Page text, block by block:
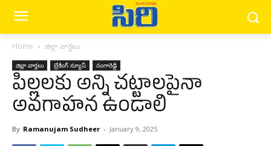
Home జిల్లా వార్త‌లు
జిల్లా వార్త‌లు బ్రేకింగ్ న్యూస్‌ సంగారెడ్డి
పిల్లలకు అన్ని చ‌ట్టాల‌పైనా
అవగాహన‌ ఉండాలి
By Ramanujam Sudheer - January 9, 2025